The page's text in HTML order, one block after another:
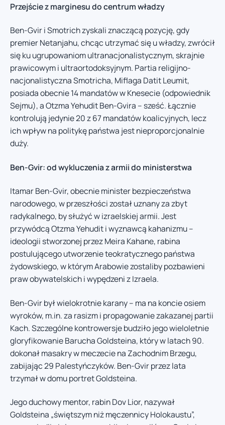
Przejście z marginesu do centrum władzy
Ben-Gvir i Smotrich zyskali znaczącą pozycję, gdy
premier Netanjahu, chcąc utrzymać się u władzy, zwrócił
się ku ugrupowaniom ultranacjonalistycznym, skrajnie
prawicowym i ultraortodoksyjnym. Partia religijno-
nacjonalistyczna Smotricha, Miflaga Datit Leumit,
posiada obecnie 14 mandatów w Knesecie (odpowiednik
Sejmu), a Otzma Yehudit Ben-Gvira – sześć. Łącznie
kontrolują jedynie 20 z 67 mandatów koalicyjnych, lecz
ich wpływ na politykę państwa jest nieproporcjonalnie
duży.
Ben-Gvir: od wykluczenia z armii do ministerstwa
Itamar Ben-Gvir, obecnie minister bezpieczeństwa
narodowego, w przeszłości został uznany za zbyt
radykalnego, by służyć w izraelskiej armii. Jest
przywódcą Otzma Yehudit i wyznawcą kahanizmu –
ideologii stworzonej przez Meira Kahane, rabina
postulującego utworzenie teokratycznego państwa
żydowskiego, w którym Arabowie zostaliby pozbawieni
praw obywatelskich i wypędzeni z Izraela.
Ben-Gvir był wielokrotnie karany – ma na koncie osiem
wyroków, m.in. za rasizm i propagowanie zakazanej partii
Kach. Szczególne kontrowersje budziło jego wieloletnie
gloryfikowanie Barucha Goldsteina, który w latach 90.
dokonał masakry w meczecie na Zachodnim Brzegu,
zabijając 29 Palestyńczyków. Ben-Gvir przez lata
trzymał w domu portret Goldsteina.
Jego duchowy mentor, rabin Dov Lior, nazywał
Goldsteina „świętszym niż męczennicy Holokaustu”,